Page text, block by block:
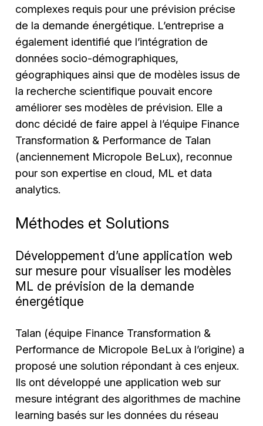
complexes requis pour une prévision précise
de la demande énergétique. L’entreprise a
également identifié que l’intégration de
données socio-démographiques,
géographiques ainsi que de modèles issus de
la recherche scientifique pouvait encore
améliorer ses modèles de prévision. Elle a
donc décidé de faire appel à l’équipe Finance
Transformation & Performance de Talan
(anciennement Micropole BeLux), reconnue
pour son expertise en cloud, ML et data
analytics.
Méthodes et Solutions
Développement d’une application web
sur mesure pour visualiser les modèles
ML de prévision de la demande
énergétique
Talan (équipe Finance Transformation &
Performance de Micropole BeLux à l’origine) a
proposé une solution répondant à ces enjeux.
Ils ont développé une application web sur
mesure intégrant des algorithmes de machine
learning basés sur les données du réseau